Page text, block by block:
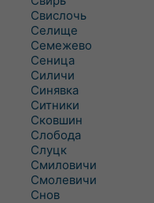
Свислочь
Селище
Семежево
Сеница
Силичи
Синявка
Ситники
Сковшин
Слобода
Слуцк
Смиловичи
Смолевичи
Снов